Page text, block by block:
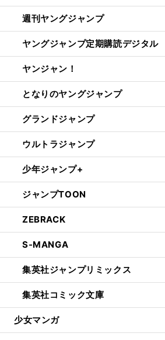
週刊ヤングジャンプ
ヤングジャンプ定期購読デジタル
ヤンジャン！
となりのヤングジャンプ
グランドジャンプ
ウルトラジャンプ
少年ジャンプ+
ジャンプTOON
ZEBRACK
S-MANGA
集英社ジャンプリミックス
集英社コミック文庫
少女マンガ